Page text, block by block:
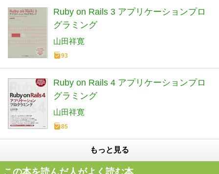
Ruby on Rails 3 アプリケーションプロ
グラミング
山田祥寛
93
Ruby on Rails 4 アプリケーションプロ
グラミング
山田祥寛
85
もっと見る
この本を読んだ人がよく読む本